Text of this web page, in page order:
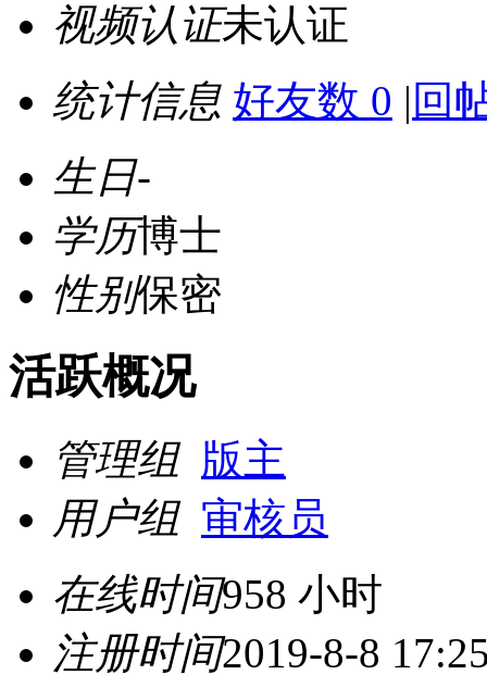
视频认证未认证
统计信息 好友数 0 | 回
生日-
学历博士
性别保密
活跃概况
管理组 版主
用户组 审核员
在线时间958 小时
注册时间2019-8-8